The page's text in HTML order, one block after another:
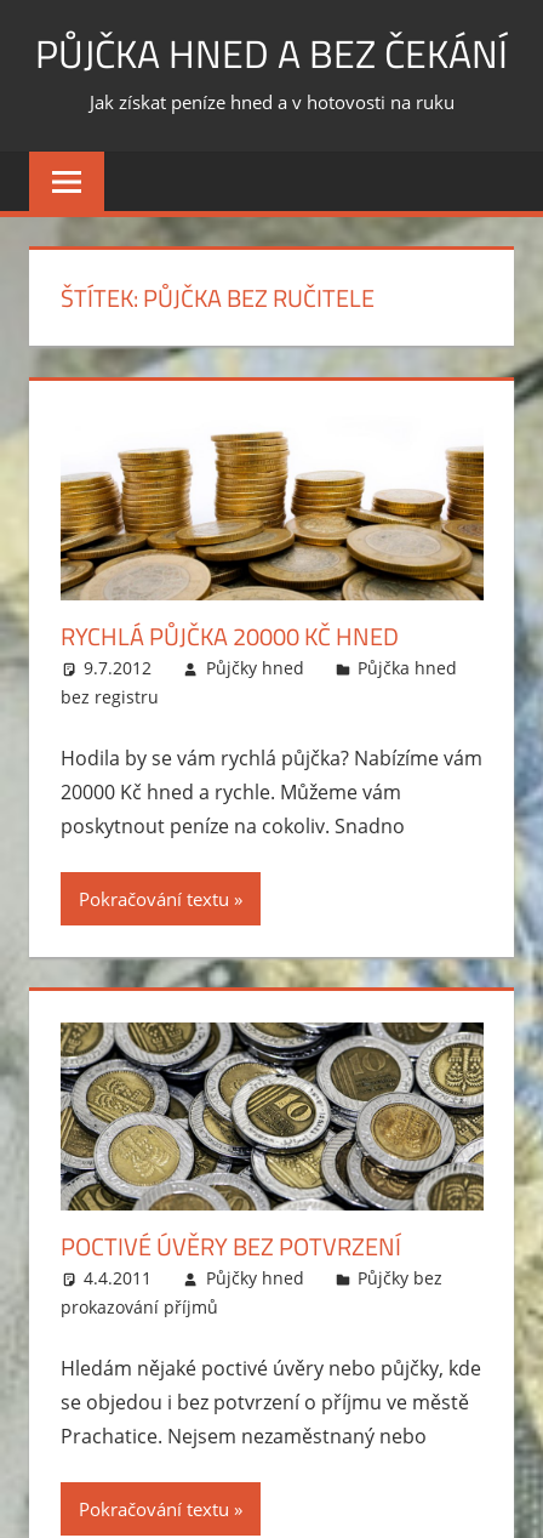
PŮJČKA HNED A BEZ ČEKÁNÍ
Jak získat peníze hned a v hotovosti na ruku
ŠTÍTEK:PŮJČKA BEZ RUČITELE
RYCHLÁ PŮJČKA 20000 KČ HNED
9.7.2012 Půjčky hned
Půjčka hned
bez registru
Hodila by se vám rychlá půjčka? Nabízíme vám
20000 Kč hned a rychle. Můžeme vám
poskytnout peníze na cokoliv. Snadno
Pokračování textu
POCTIVÉ ÚVĚRY BEZ POTVRZENÍ
4.4.2011 Půjčky hned
Půjčky bez
prokazování příjmů
Hledám nějaké poctivé úvěry nebo půjčky, kde
se objedou i bez potvrzení o příjmu ve městě
Prachatice. Nejsem nezaměstnaný nebo
Pokračování textu